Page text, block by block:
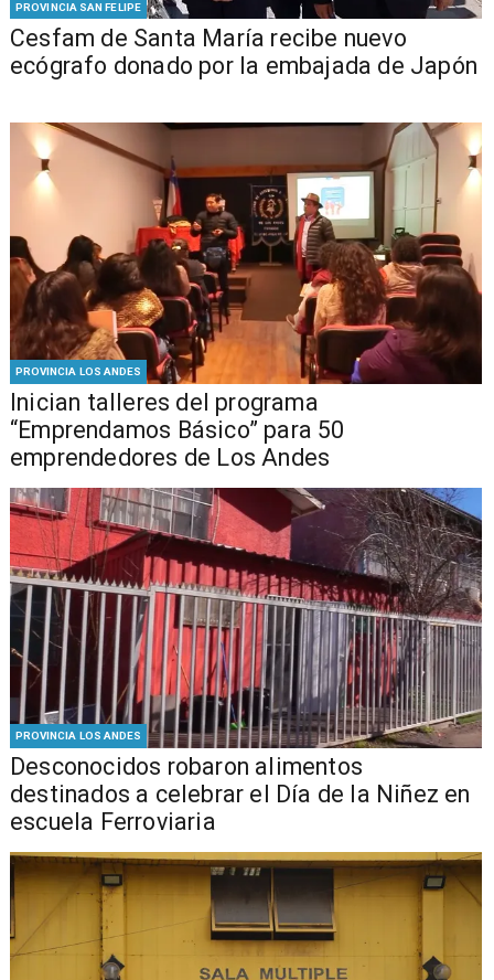
PROVINCIA SAN FELIPE
Cesfam de Santa María recibe nuevo
ecógrafo donado por la embajada de Japón
PROVINCIA LOS ANDES
Inician talleres del programa
“Emprendamos Básico” para 50
emprendedores de Los Andes
PROVINCIA LOS ANDES
Desconocidos robaron alimentos
destinados a celebrar el Día de la Niñez en
escuela Ferroviaria